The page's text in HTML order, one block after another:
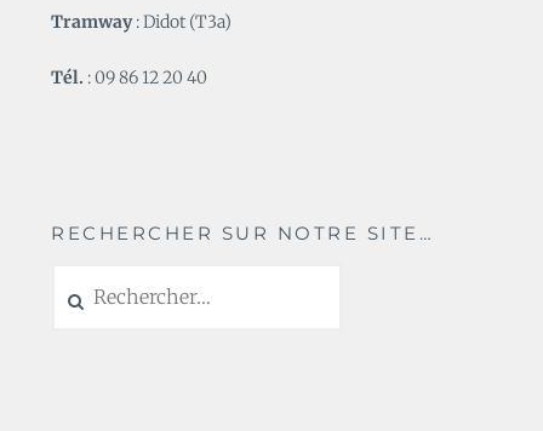
Tramway: Didot (T3a)
Tél. : 09 86 12 20 40
RECHERCHER SUR NOTRE SITE…